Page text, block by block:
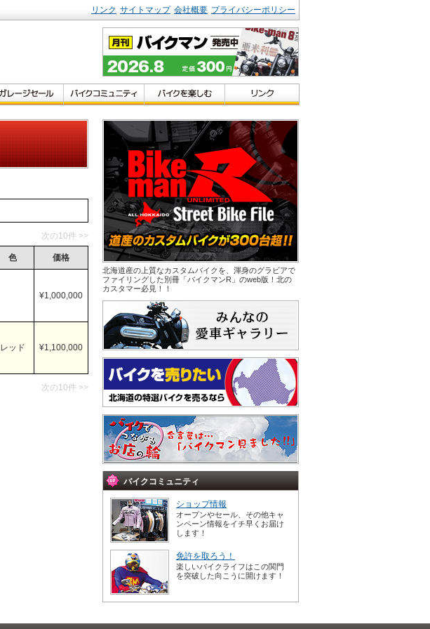
リンク サイトマップ 会社概要 プライバシーポリシー
次の10件 >>
色 価格
¥1,000,000
レッド ¥1,100,000
次の10件 >>
北海道産の上質なカスタムバイクを、渾身のグラビアで
ファイリングした別冊「バイクマンR」のweb版！北の
カスタマー必見！！
バイクコミュニティ
ショップ情報
オープンやセール、その他キャ
ンペーン情報をイチ早くお届け
します！
免許を取ろう！
楽しいバイクライフはこの関門
を突破した向こうに開けます！